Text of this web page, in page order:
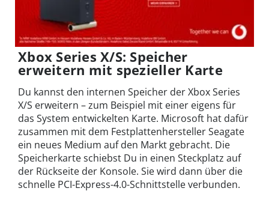
Xbox Series X/S: Speicher
erweitern mit spezieller Karte
Du kannst den internen Speicher der Xbox Series
X/S erweitern – zum Beispiel mit einer eigens für
das System entwickelten Karte. Microsoft hat dafür
zusammen mit dem Festplattenhersteller Seagate
ein neues Medium auf den Markt gebracht. Die
Speicherkarte schiebst Du in einen Steckplatz auf
der Rückseite der Konsole. Sie wird dann über die
schnelle PCI-Express-4.0-Schnittstelle verbunden.